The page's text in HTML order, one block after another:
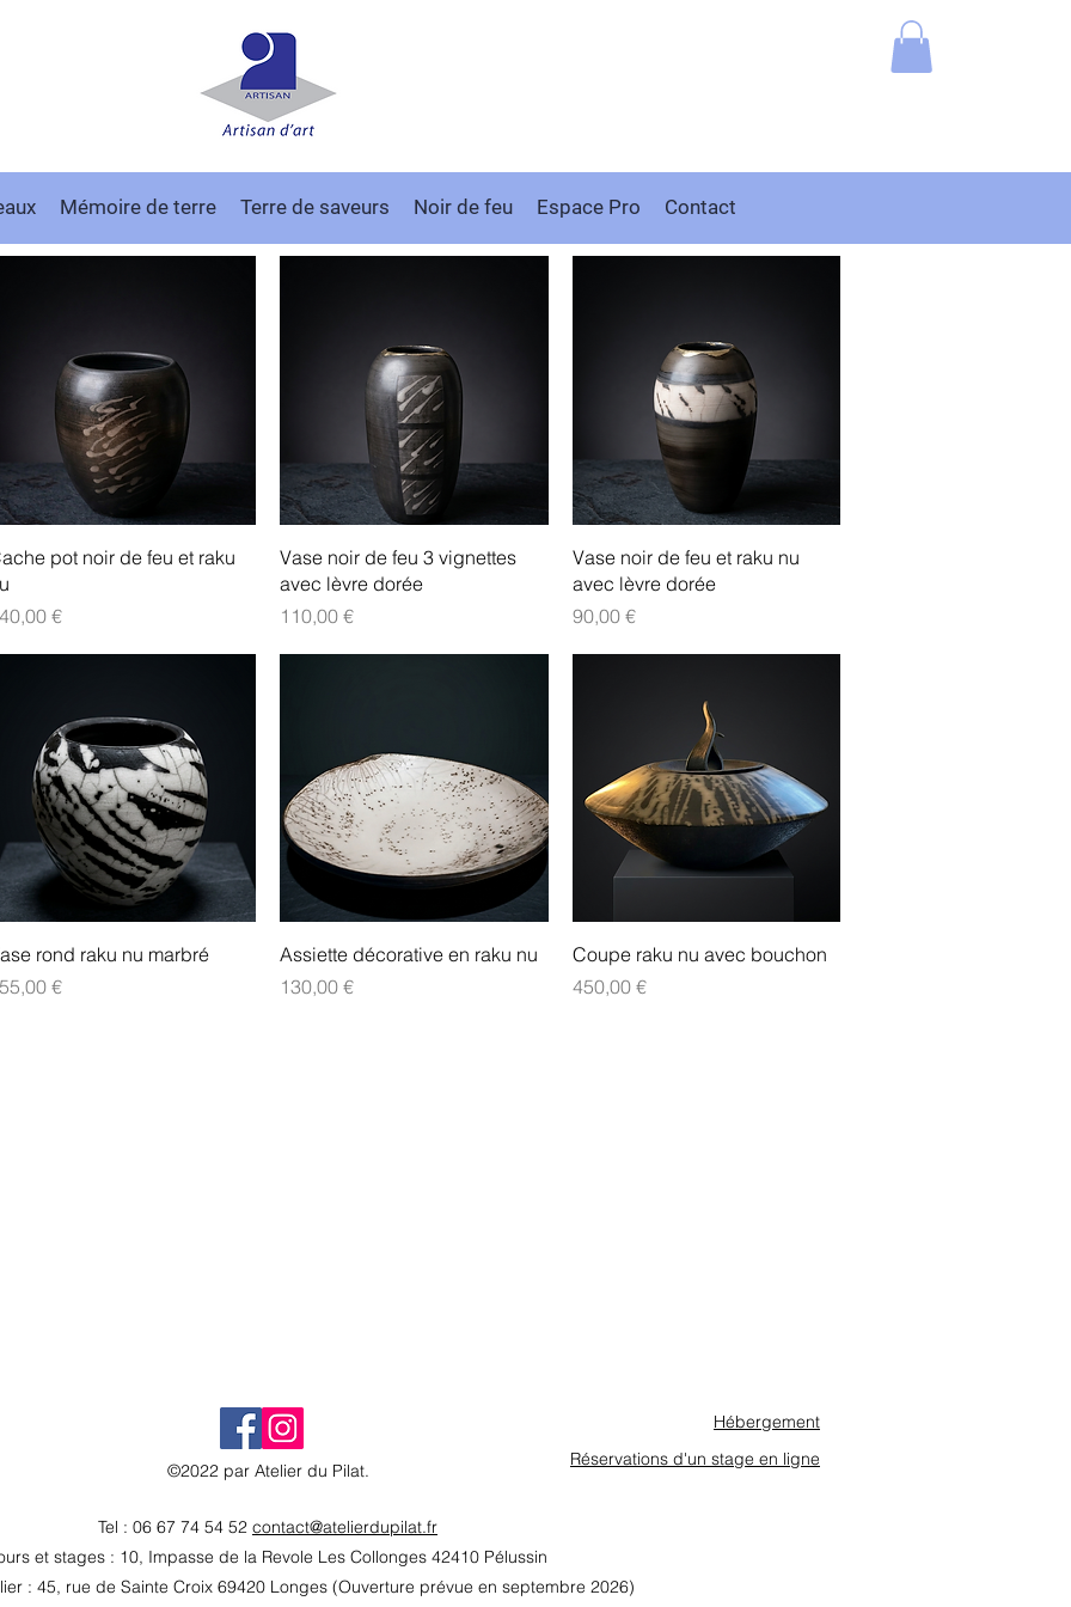
Mémoire de terre Terre de saveurs Noir de feu Espace Pro Contact
Aperçu rapide
pot noir de feu et raku
€
Aperçu rapide
Vase noir de feu 3 vignettes
avec lèvre dorée
Prix
110,00 €
Aperçu rapide
Vase noir de feu et raku nu
avec lèvre dorée
Prix
90,00 €
Aperçu rapide
rond raku nu marbré
€
Aperçu rapide
Assiette décorative en raku nu
Prix
130,00 €
Aperçu rapide
Coupe raku nu avec bouchon
Prix
450,00 €
©2022 par Atelier du Pilat.
Hébergement
Réservations d'un stage en ligne
Tel : 06 67 74 54 52 contact@atelierdupilat.fr
et stages : 10, Impasse de la Revole Les Collonges 42410 Pélussin
: 45, rue de Sainte Croix 69420 Longes (Ouverture prévue en septembre 2026)